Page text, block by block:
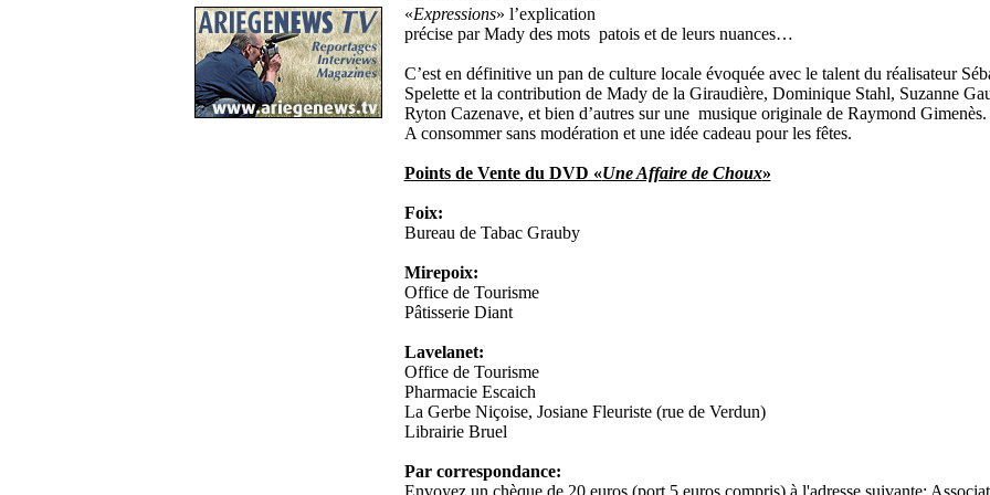
«Expressions» l’explication
précise par Mady des mots patois et de leurs nuances…
C’est en définitive un pan de culture locale évoquée avec le talent du réalisateur
Spelette et la contribution de Mady de la Giraudière, Dominique Stahl, Suzanne
Ryton Cazenave, et bien d’autres sur une musique originale de Raymond Gimenès.
A consommer sans modération et une idée cadeau pour les fêtes.
Points de Vente du DVD «Une Affaire de Choux»
Foix:
Bureau de Tabac Grauby
Mirepoix:
Office de Tourisme
Pâtisserie Diant
Lavelanet:
Office de Tourisme
Pharmacie Escaich
La Gerbe Niçoise, Josiane Fleuriste (rue de Verdun)
Librairie Bruel
Par correspondance:
Envoyez un chèque de 20 euros (port 5 euros compris) à l'adresse suivante: